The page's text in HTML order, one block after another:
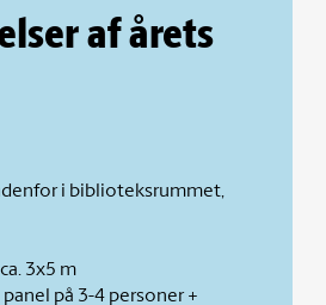
af årets
i biblioteksrummet,
3x5 m
på 3-4 personer +